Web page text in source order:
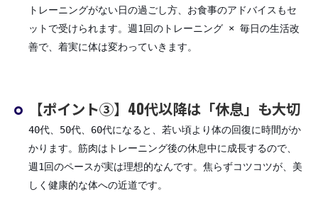
トレーニングがない日の過ごし方、お食事のアドバイスもセ
ットで受けられます。週1回のトレーニング × 毎日の生活改
善で、着実に体は変わっていきます。
【ポイント③】40代以降は「休息」も大切
40代、50代、60代になると、若い頃より体の回復に時間がか
かります。筋肉はトレーニング後の休息中に成長するので、
週1回のペースが実は理想的なんです。焦らずコツコツが、美
しく健康的な体への近道です。